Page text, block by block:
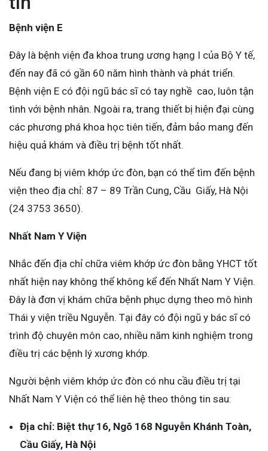
Bệnh viện E
Đây là bệnh viện đa khoa trung ương hạng I của Bộ Y tế,
đến nay đã có gần 60 năm hình thành và phát triển.
Bệnh viện E có đội ngũ bác sĩ có tay nghề cao, luôn tận
tình với bệnh nhân. Ngoài ra, trang thiết bị hiện đại cùng
các phương phá khoa học tiên tiến, đảm bảo mang đến
hiệu quả khám và điều trị bệnh tốt nhất.
Nếu đang bị viêm khớp ức đòn, bạn có thể tìm đến bệnh
viện theo địa chỉ: 87 – 89 Trần Cung, Cầu Giấy, Hà Nội
(24 3753 3650).
Nhất Nam Y Viện
Nhắc đến địa chỉ chữa viêm khớp ức đòn bằng YHCT tốt
nhất hiện nay không thể không kể đến Nhất Nam Y Viện.
Đây là đơn vị khám chữa bệnh phục dựng theo mô hình
Thái y viện triều Nguyễn. Tại đây có đội ngũ y bác sĩ có
trình độ chuyên môn cao, nhiều năm kinh nghiệm trong
điều trị các bệnh lý xương khớp.
Người bệnh viêm khớp ức đòn có nhu cầu điều trị tại
Nhất Nam Y Viện có thể liên hệ theo thông tin sau:
Địa chỉ: Biệt thự 16, Ngõ 168 Nguyễn Khánh Toàn,
Cầu Giấy, Hà Nội